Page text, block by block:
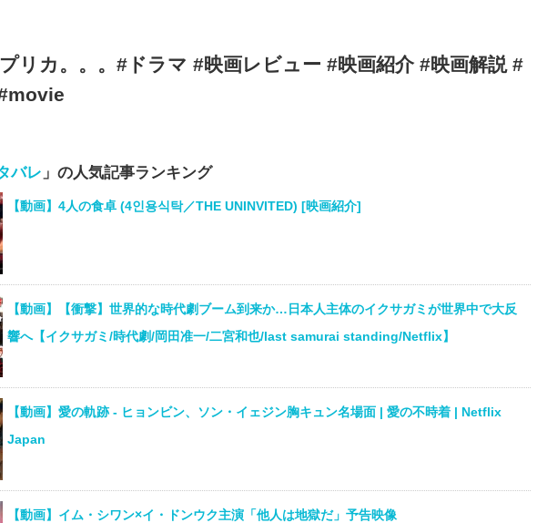
プリカ。。。#ドラマ #映画レビュー #映画紹介 #映画解説 #
バレ 」の人気記事ランキング
【動画】4人の食卓 (4인용식탁／THE UNINVITED) [映画紹介]
【動画】【衝撃】世界的な時代劇ブーム到来か…日本人主体のイクサガミが世界中で大反
響へ【イクサガミ/時代劇/岡田准一/二宮和也/last samurai standing/Netflix】
【動画】愛の軌跡 ‐ ヒョンビン、ソン・イェジン胸キュン名場面 | 愛の不時着 | Netflix
Japan
【動画】イム・シワン×イ・ドンウク主演「他人は地獄だ」予告映像